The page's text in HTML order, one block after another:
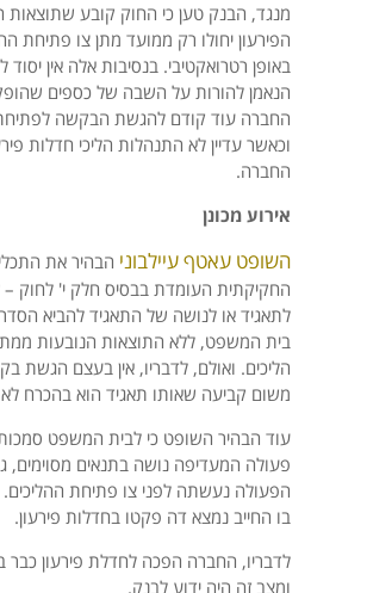
מנגד, הבנק טען כי החוק קובע שתוצאות
הפירעון יחולו רק ממועד מתן צו פתיחת
באופן רטרואקטיבי. בנסיבות אלה אין יסוד
הנאמן להורות על השבה של כספים
החברה עוד קודם להגשת הבקשה
וכאשר עדיין לא התנהלות הליכי חדלות
החברה.
אירוע מכונן
השופט עאטף עיילבוני הבהיר את
החקיקתית העומדת בבסיס חלק י' לחוק
לתאגיד או לנושה של התאגיד להביא
בית המשפט, ללא התוצאות הנובעות
הליכים. ואולם, לדבריו, אין בעצם הגשת
משום קביעה שאותו תאגיד הוא בהכרח לא
עוד הבהיר השופט כי לבית המשפט
פעולה המעדיפה נושה בתנאים מסוימים,
הפעולה נעשתה לפני צו פתיחת
בו החייב נמצא דה פקטו בחדלות פירעון.
לדבריו, החברה הפכה לחדלת פירעון כבר
ומצב זה היה ידוע לבנק.